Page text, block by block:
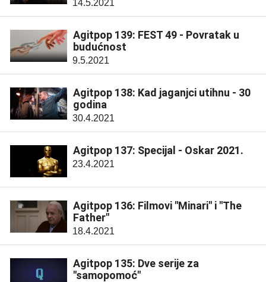
14.5.2021
Agitpop 139: FEST 49 - Povratak u
budućnost
9.5.2021
Agitpop 138: Kad jaganjci utihnu - 30
godina
30.4.2021
Agitpop 137: Specijal - Oskar 2021.
23.4.2021
Agitpop 136: Filmovi "Minari" i "The
Father"
18.4.2021
Agitpop 135: Dve serije za
"samopomoć"